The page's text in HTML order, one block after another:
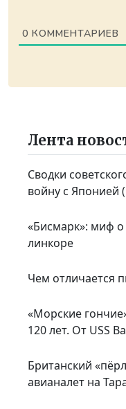
0 КОММЕНТАРИЕВ
Лента
Сводки
войну с Японией
«Бисмарк»: миф
линкоре
Чем отличается
«Морские
120 лет. От USS
Британский
авианалет на